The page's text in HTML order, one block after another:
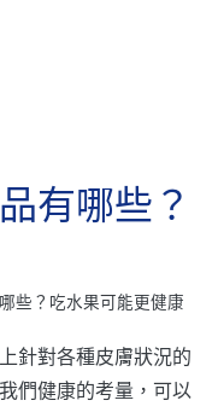
有哪些？
些？吃水果可能更健康
針對各種皮膚狀況的
們健康的考量，可以